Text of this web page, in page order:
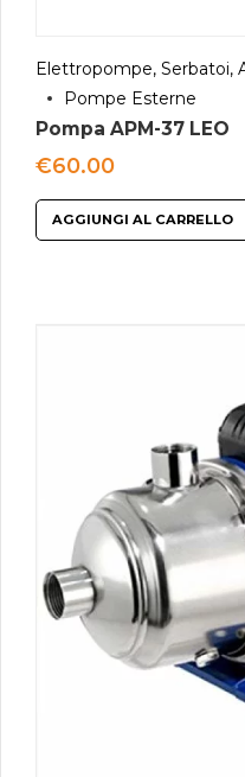
Elettropompe, Serbatoi,
Pompe Esterne
Pompa APM-37 LEO
€60.00
AGGIUNGI AL CARRELLO